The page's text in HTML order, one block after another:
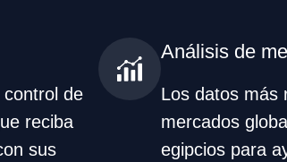
de
reciba
sus
Análisis de
Los datos más
mercados
egipcios para